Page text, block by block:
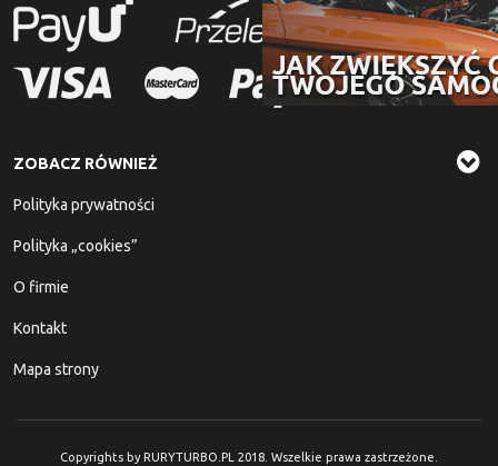
ZOBACZ RÓWNIEŻ
Polityka prywatności
Polityka „cookies”
O firmie
Kontakt
Mapa strony
Copyrights by RURYTURBO.PL 2018. Wszelkie prawa zastrzeżone.